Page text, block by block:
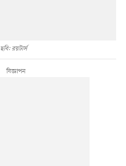
ছবি: রয়টার্স